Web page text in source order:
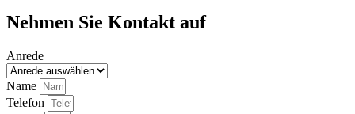
Nehmen Sie Kontakt auf
Anrede
Name
Telefon